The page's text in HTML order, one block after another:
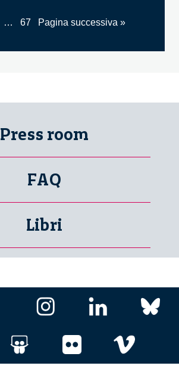
… 67 Pagina successiva »
Press room
FAQ
Libri